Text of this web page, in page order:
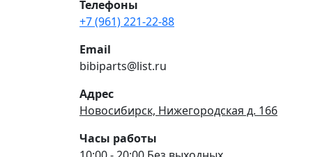
Телефоны
+7 (961) 221-22-88
Email
bibiparts@list.ru
Адрес
Новосибирск, Нижегородская д. 166
Часы работы